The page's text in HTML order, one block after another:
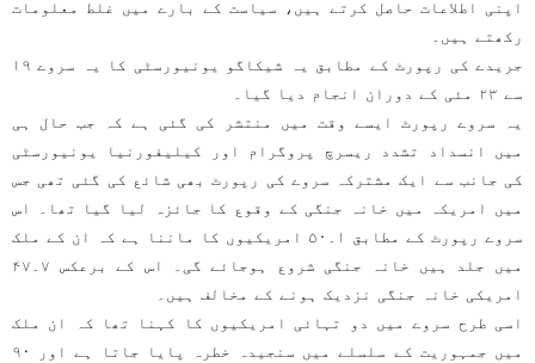
اپنی اطلاعات حاصل کرتے ہیں، سیاست کے بارے میں غلط معلومات
رکھتے ہیں۔
جریدے کی رپورٹ کے مطابق یہ شیکاگو یونیورسٹی کا یہ سروے ١۹
سے ۲۳ مئی کے دوران انجام دیا گیا۔
یہ سروے رپورٹ ایسے وقت میں منتشر کی گئی ہے کہ جب حال ہی
میں انسداد تشدد ریسرچ پروگرام اور کیلیفورنیا یونیورسٹی
کی جانب سے ایک مشترکہ سروے کی رپورٹ بھی شائع کی گئی تھی جس
میں امریکہ میں خانہ جنگی کے وقوع کا جائزہ لیا گیا تھا۔ اس
سروے رپورٹ کے مطابق ١۔۵۰ امریکیوں کا ماننا ہے کہ ان کے ملک
میں جلد ہیں خانہ جنگی شروع ہوجائے گی۔ اس کے برعکس ۷۔۴۷
امریکی خانہ جنگی نزدیک ہونے کے مخالف ہیں۔
اسی طرح سروے میں دو تہائی امریکیوں کا کہنا تھا کہ ان ملک
میں جمہوریت کے سلسلے میں سنجیدہ خطرہ پایا جاتا ہے اور ۹۰